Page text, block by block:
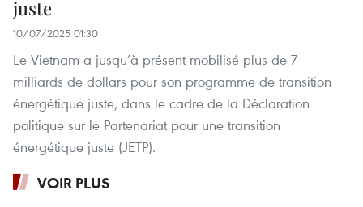
juste
10/07/2025 01:30
Le Vietnam a jusqu’à présent mobilisé plus de 7
milliards de dollars pour son programme de transition
énergétique juste, dans le cadre de la Déclaration
politique sur le Partenariat pour une transition
énergétique juste (JETP).
VOIR PLUS